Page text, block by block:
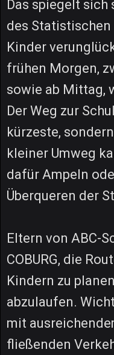
Das spiegelt sich
des
Kinder
frühen Morgen,
sowie ab Mittag,
Der Weg zur
kürzeste,
kleiner Umweg
dafür Ampeln
Überqueren der
Eltern von ABC-
COBURG, die
Kindern zu
abzulaufen.
mit
fließenden